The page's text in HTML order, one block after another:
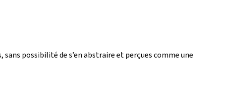
sans possibilité de s’en abstraire et perçues comme une